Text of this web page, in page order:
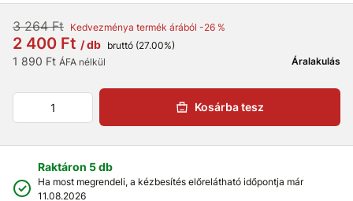
3 264 Ft Kedvezménya termék árából -26 %
2 400 Ft / db bruttó (27.00%)
1 890 Ft ÁFA nélkül Áralakulás
Kosárba tesz
Raktáron 5 db
Ha most megrendeli, a kézbesítés előrelátható időpontja már
11.08.2026